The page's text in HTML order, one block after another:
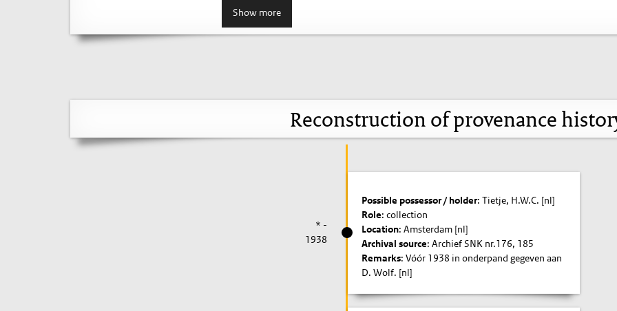
Show more
Reconstruction of provenance
* -
1938
Possible possessor / holder: Tietje, H.W.C. [nl]
Role: collection
Location: Amsterdam [nl]
Archival source: Archief SNK nr.176, 185
Remarks: Vóór 1938 in onderpand gegeven aan
D. Wolf. [nl]